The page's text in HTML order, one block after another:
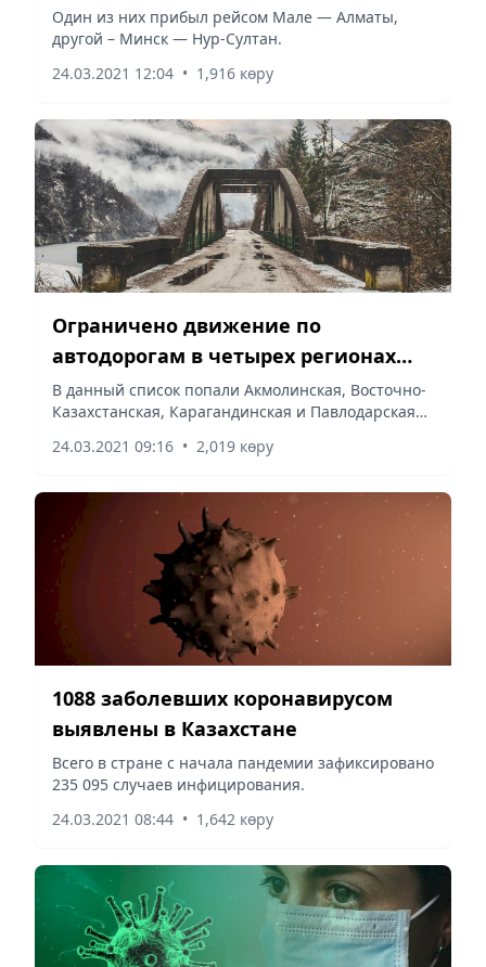
аэропортах страны
Один из них прибыл рейсом Мале — Алматы,
другой – Минск — Нур-Султан.
24.03.2021 12:04 • 1,916 көру
Ограничено движение по
автодорогам в четырех регионах
Казахстана
В данный список попали Акмолинская, Восточно-
Казахстанская, Карагандинская и Павлодарская
24.03.2021 09:16 • 2,019 көру
1088 заболевших коронавирусом
выявлены в Казахстане
Всего в стране с начала пандемии зафиксировано
235 095 случаев инфицирования.
24.03.2021 08:44 • 1,642 көру